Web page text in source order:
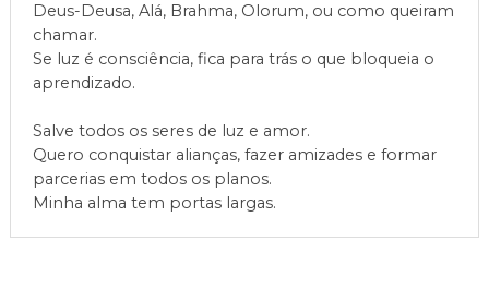
Deus-Deusa, Alá, Brahma, Olorum, ou como queiram
chamar.
Se luz é consciência, fica para trás o que bloqueia o
aprendizado.
Salve todos os seres de luz e amor.
Quero conquistar alianças, fazer amizades e formar
parcerias em todos os planos.
Minha alma tem portas largas.